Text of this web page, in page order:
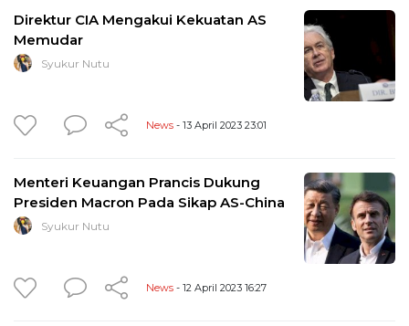
Direktur CIA Mengakui Kekuatan AS
Memudar
Syukur Nutu
News - 13 April 2023 23:01
Menteri Keuangan Prancis Dukung
Presiden Macron Pada Sikap AS-China
Syukur Nutu
News - 12 April 2023 16:27